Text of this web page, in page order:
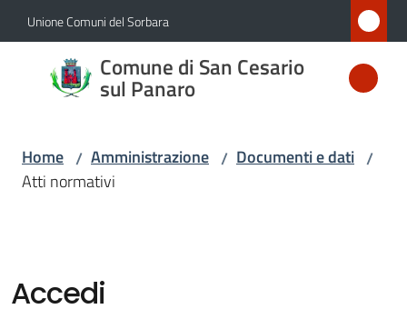
Vai al contenuto
Vai alla navigazione
Vai al footer
Unione Comuni del Sorbara
Comune di San Cesario
sul Panaro
Comune
di San
Panaro
Menu selezionato
Novità
Home / Amministrazione / Documenti e dati /
Atti normativi
Accedi